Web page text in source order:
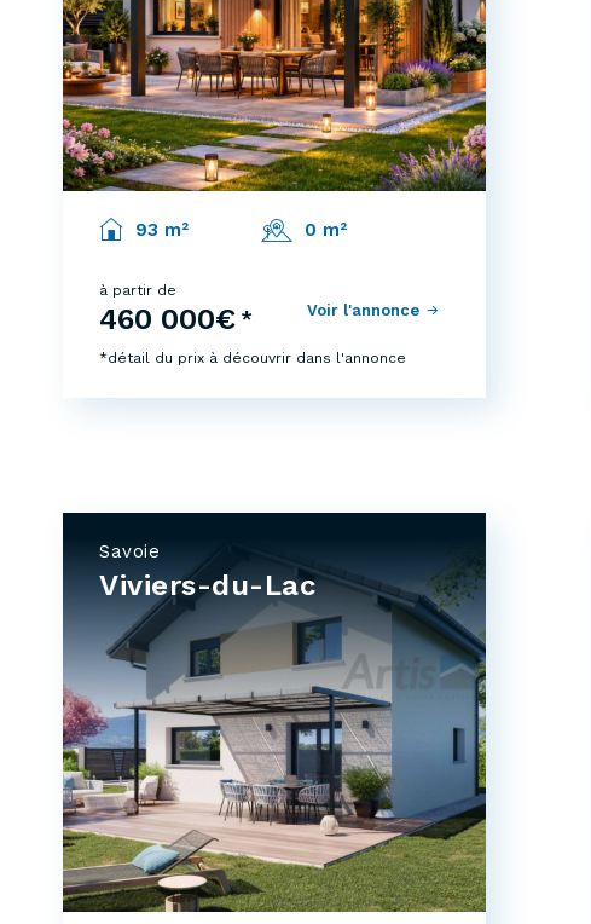
93 m² 0 m²
à partir de
460 000€ * Voir l'annonce
*détail du prix à découvrir dans l'annonce
Savoie
Viviers-du-Lac